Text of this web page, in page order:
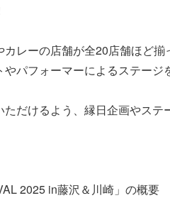
レーの店舗が全20店舗ほど揃
パフォーマーによるステージ
ただけるよう、縁日企画やス
2025 in藤沢＆川崎」の概要